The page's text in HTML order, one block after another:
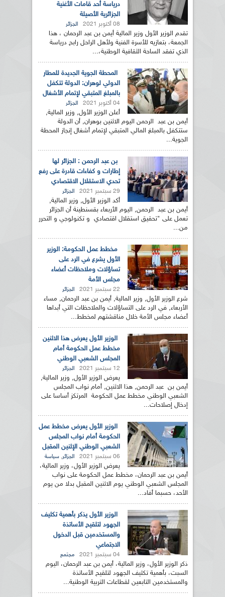
درياسة أحد قامات الأغنية
الجزائرية الأصيلة
08 أكتوبر 2021 الجزائر
تقدم الوزير الأول وزير المالية أيمن بن عبد الرحمان ، هذا
الجمعة، بتعازيه للأسرة الفنية ولأهل الراحل رابح درياسة
الذي تفقد الساحة الثقافية الوطنية،...
المحطة الجوية الجديدة للمطار
الدولي لوهران: الدولة تتكفل
بالمبلغ المتبقي لإتمام الأشغال
04 أكتوبر 2021 الجزائر
أعلن الوزير الأول, وزير المالية,
أيمن بن عبد الرحمن اليوم الاثنين بوهران, أن الدولة
ستتكفل بالمبلغ المالي المتبقي لإتمام أشغال إنجاز المحطة
الجوية...
بن عبد الرحمن : الجزائر لها
إطارات و كفاءات قادرة على رفع
تحدي الاستقلال الاقتصادي
29 سبتمبر 2021 الجزائر
أكد الوزير الأول, وزير المالية,
أيمن بن عبد الرحمن, اليوم الأربعاء بقسنطينة أن الجزائر
تعمل على "تحقيق استقلال اقتصادي و تكنولوجي و التحرر
من...
مخطط عمل الحكومة: الوزير
الأول يشرع في الرد على
تساؤلات وملاحظات أعضاء
مجلس الأمة
22 سبتمبر 2021 الجزائر
شرع الوزير الأول, وزير المالية, أيمن بن عبد الرحمان, مساء
الأربعاء, في الرد على التساؤلات والملاحظات التي أبداها
أعضاء مجلس الأمة خلال مناقشتهم لمخطط...
الوزير الأول يعرض هذا الاثنين
مخطط عمل الحكومة أمام
المجلس الشعبي الوطني
12 سبتمبر 2021 الجزائر
يعرض الوزير الأول, وزير المالية,
أيمن بن عبد الرحمن, هذا الاثنين, أمام نواب المجلس
الشعبي الوطني مخطط عمل الحكومة المرتكز أساسا على
إدخال إصلاحات...
الوزير الأول يعرض مخطط عمل
الحكومة أمام نواب المجلس
الشعبي الوطني الإثنين المقبل
06 سبتمبر 2021 الجزائر, سياسة
يعرض الوزير الأول، وزير المالية،
أيمن بن عبد الرحمان، مخطط عمل الحكومة على نواب
المجلس الشعبي الوطني يوم الاثنين المقبل بدلا من يوم
الأحد، حسبما أفاد...
الوزير الأول يذكر بأهمية تكثيف
الجهود لتلقيح الأساتذة
والمستخدمين قبل الدخول
الاجتماعي
04 سبتمبر 2021 مجتمع
ذكر الوزير الأول، وزير المالية، أيمن بن عبد الرحمان، اليوم
السبت، بأهمية تكثيف الجهود لتلقيح الأساتذة
والمستخدمين التابعين لقطاعات التربية الوطنية...